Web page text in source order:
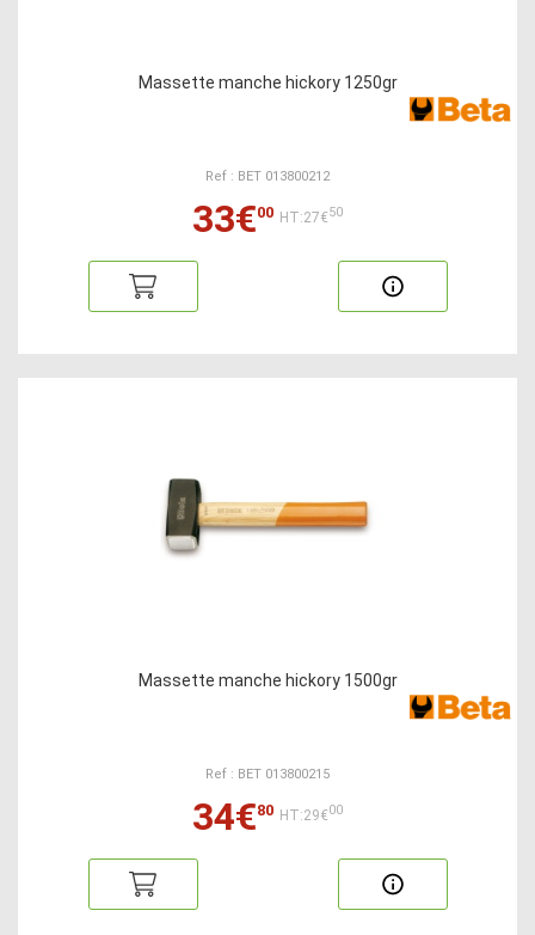
Massette manche hickory 1250gr
Ref : BET 013800212
33€00 HT:27€50
Massette manche hickory 1500gr
Ref : BET 013800215
34€80 HT:29€00